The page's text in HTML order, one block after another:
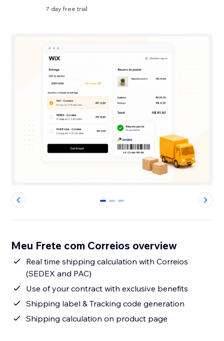
7 day free trial
0 1 2
Meu Frete com Correios overview
Real time shipping calculation with Correios
(SEDEX and PAC)
Use of your contract with exclusive benefits
Shipping label & Tracking code generation
Shipping calculation on product page